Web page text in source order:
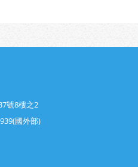
號8樓之2
國外部)